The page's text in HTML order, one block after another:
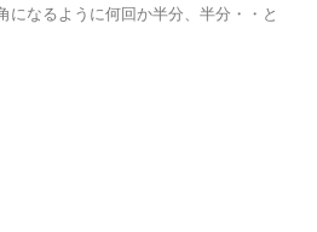
になるように何回か半分、半分・・と